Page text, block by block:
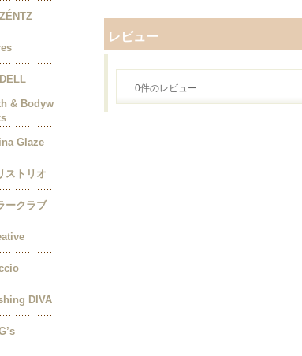
& Bodyw
Glaze
ストリオ
ークラブ
DIVA
レビュー
0件のレビュー